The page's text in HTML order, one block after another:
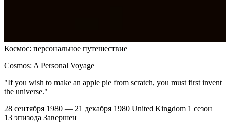
Космос: персональное путешествие
Cosmos: A Personal Voyage
"If you wish to make an apple pie from scratch, you must first invent
the universe."
28 сентября 1980 — 21 декабря 1980 United Kingdom 1 сезон
13 эпизода Завершен